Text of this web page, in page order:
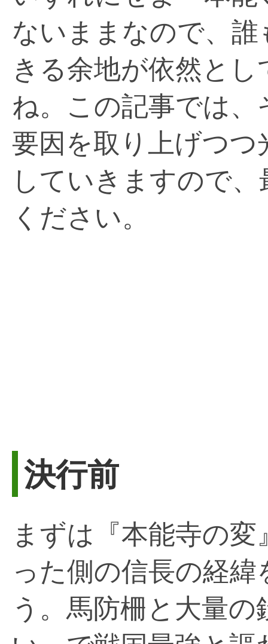
ないままなので、
きる余地が依然と
ね。この記事では
要因を取り上げつ
していきますので
ください。
決行前
まずは『本能寺の
った側の信長の経
う。馬防柵と大量